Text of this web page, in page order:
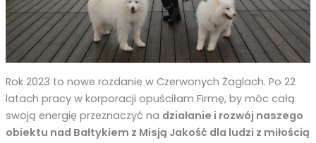
Rok 2023 to nowe rozdanie w Czerwonych Żaglach. Po 22
latach pracy w korporacji opuściłam Firmę, by móc całą
swoją energię przeznaczyć na działanie i rozwój naszego
obiektu nad Bałtykiem z Misją Jakość dla ludzi z miłością